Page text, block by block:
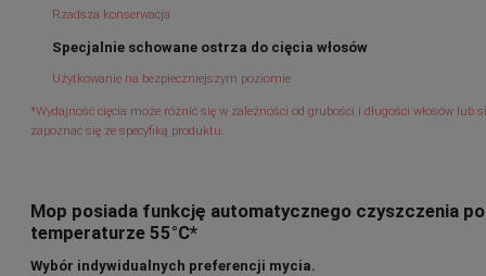
Rzadsza konserwacja
Specjalnie schowane ostrza do cięcia włosów
Użytkowanie na bezpieczniejszym poziomie
*Wydajność cięcia może różnić się w zależności od grubości i długości włosów lub
zapoznać się ze specyfiką produktu.
Mop posiada funkcję automatycznego czyszczenia
temperaturze 55°C*
Wybór indywidualnych preferencji mycia.